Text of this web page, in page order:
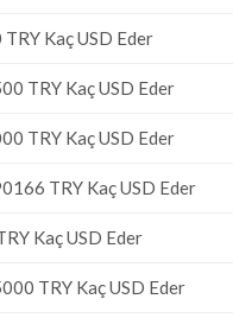
TRY Kaç USD Eder
TRY Kaç USD Eder
TRY Kaç USD Eder
TRY Kaç USD Eder
Kaç USD Eder
TRY Kaç USD Eder